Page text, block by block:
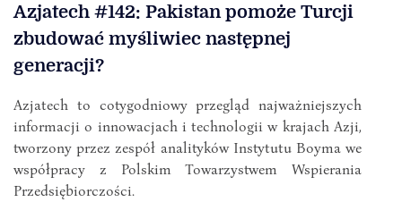
Azjatech #142: Pakistan pomoże Turcji
zbudować myśliwiec następnej
generacji?
Azjatech to cotygodniowy przegląd najważniejszych
informacji o innowacjach i technologii w krajach Azji,
tworzony przez zespół analityków Instytutu Boyma we
współpracy z Polskim Towarzystwem Wspierania
Przedsiębiorczości.